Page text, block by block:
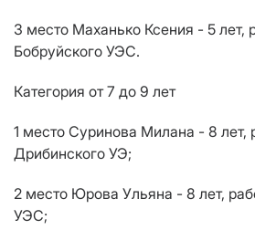
3 место Маханько Ксения - 5 лет,
Бобруйского УЭС.
Категория от 7 до 9 лет
1 место Суринова Милана - 8 лет,
Дрибинского УЭ;
2 место Юрова Ульяна - 8 лет,
УЭС;